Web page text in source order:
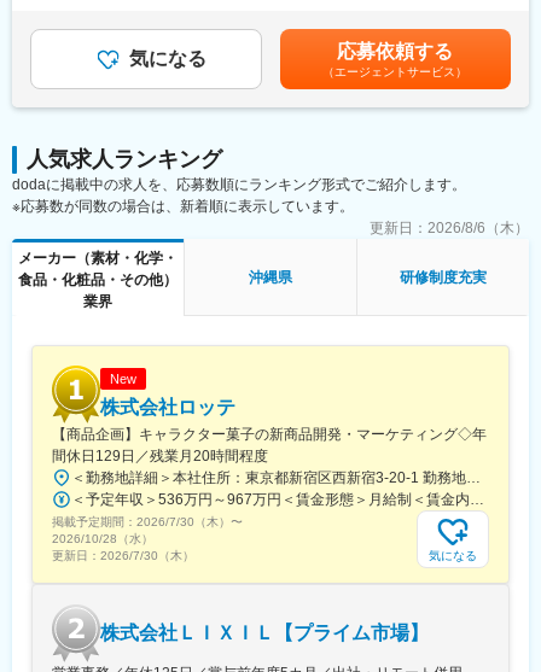
駅、くいな橋駅、九条駅(京都府)、山科駅、四条駅(京都市営)、曽
根田駅、中浜駅、祇園駅(福岡県)、天神南駅、呉服町駅(福岡県)、
鹿児島駅前駅、さくら夙川駅、芦屋川駅、久寿川駅、宝塚南口
駅、山陽姫路駅、西代駅、山陽明石駅、ハーバーランド駅、三宮
駅(神戸新交通)、ハーブ園山麓駅、江吉良駅、新羽島駅、名鉄岐阜
駅(千光寺山)、熊本駅前駅、新水前寺駅前駅、上熊本駅、新宿三丁
目駅、新宿駅(東京メトロ)、都電雑司ケ谷駅、東京駅、高輪ゲート
ウェイ駅、馬喰横山駅、京成関屋駅、築地市場駅、神田駅(東京
都)、立川南駅、新代田駅、稲荷町駅(東京都)、向原駅(東京都)、蓮
沼駅、銀座駅、水道橋駅、芝公園駅、北参道駅、高島町駅、武蔵
溝ノ口駅、馬車道駅、海老江駅、長堀橋駅、なんば駅(南海線)、Ｊ
Ｒ難波駅、大阪城北詰駅、動物園前駅、大阪駅、谷町四丁目駅、
四ツ橋駅、北天下茶屋駅、北浜駅(大阪府)、名鉄名古屋駅、駅前
倉駅、西黒崎駅、東寺駅、四宮駅、五条駅(京都市営)、京都河原町
駅、櫛田神社前駅、天神駅、水族館口駅、北１２条駅、大通駅、
芦屋駅(阪神線)、鳴尾・武庫川女子大前駅、駒ケ林駅、高速神戸
駅、神戸三宮駅(阪神)、風の丘中間駅、犬山遊園駅、新千葉駅、今
橋駅、片原町駅(香川県)、資生館小学校前駅、二本木口駅、味噌天
神前駅、県立体育館前駅
盛駅、須賀川駅、福島駅(福島県)、東山公園駅(鳥取県)、米子駅、
米子空港駅(鉄道)、安来駅、倉吉駅、常永駅、甲府駅、竜王駅、塩
崎駅、山梨市駅、韮崎駅、酒折駅、東比恵駅、博多駅、西鉄福岡
駅、旭川四条駅、深川駅、三郷駅(埼玉県)、東新潟駅、新潟駅、亀
田駅、新津駅、豊栄駅、内野駅、西宮駅、西宮北口駅、芦屋駅(東
海道本線)、甲子園駅、仁川駅、宝塚駅、姫路駅、新長田駅、明石
駅、尼崎駅(東海道本線)、神戸駅(兵庫県)、三ノ宮駅、新神戸駅、
羽島市役所前駅、岐阜羽島駅、岐阜駅、大垣駅、穂積駅、西岐阜
駅、新鵜沼駅、千葉駅、柏駅、松戸駅、市川駅、海浜幕張駅、栗
林公園駅、高松駅(香川県)、瓦町駅、高松築港駅、坂出駅、丸亀
駅、偕楽園駅、研究学園駅、牛久駅、水戸駅、取手駅、守谷駅、
つくば駅、土浦駅、工機前駅、日立駅、白山駅(新潟県)、すすきの
駅(路面電車)、新越谷駅、北与野駅、上熊谷駅、川越市駅、南新宿
駅、新宿西口駅、神泉駅、東池袋駅、麹町駅、二重橋前駅、秋津
駅、北品川駅、東日本橋駅、金町駅(東京都)、牛田駅(東京都)、府
中本町駅、新橋駅、岩本町駅、西早稲田駅、立川北駅、池ノ上
駅、京成上野駅、大塚駅(東京都)、吉祥寺駅、京急蒲田駅、代々木
八幡駅、大崎広小路駅、有楽町駅、大門駅(東京都)、千川駅、代田
橋駅、新高島駅、川崎駅、新丸子駅、登戸駅、日本大通り駅、高
津駅(神奈川県)、京急鶴見駅、緑町駅、海老名駅(相鉄・小田急)、
西中島南方駅、大阪梅田駅(阪急線)、大阪阿部野橋駅、野田阪神
駅、大江橋駅、谷町九丁目駅、宮之阪駅、なにわ橋駅、渡辺橋
駅、伏屋駅、本山駅(愛知県)、名古屋駅、西高蔵駅、丸の内駅(愛
知県)、新豊橋駅、上前津駅、名鉄一宮駅、小田井駅、森下駅(愛知
◇業務内容
・自社製品の紹介や栄養に関する最新の学術情報の提供（診断ツ
ール+製品+根拠となる学術情報）
・顧客のニーズをヒアリングし、症例に応じた提案を実施
・データに基づき開発された活動プログラムと、高品質な製品、
提案アプリ等を活用しながら、効率的に営業活動を行います。
◇営業スタイル（例）
9:00～ 顧客先へ直行し、顧客を順次訪問（2~3施設）
11:00～顧客からの問い合わせ対応や特約店との情報交換
12:00～昼食
13:00～顧客訪問 Web面談の実施（3~4施設）
17:00～メールチェック／資料準備／説明会資料の準備
ご自宅からの直行直帰型となるため、行動予定は各自の裁量でコ
ントロール可能です。メンバーとは日々の電話・チャットでのコ
ミュニケーションに加え、月に1度の支店会議などで顔合わせる機
会があります。
■担当製品
「アイソカル」など医療・介護など特別な栄養管理が必要な方向
けの栄養補助食品や流動食となります。当社の製品は他社にない
機能を持ったものが多く、それ故に単価で勝負するのではなく付
加価値で他社との区別化を図り、ニーズに応じた適切な提案活動
が鍵となります。
■研修体制
約2か月間かけて導入時研修を行います。健康・栄養に関連する知
識や製品知識のインプットやロールプレイ、プレゼンテーション
評価を実施。賞与は固定部分と変動部分（インセンティブ）で構
成されています。■上記に加えて借上社宅制度あり賃金はあくまで
も目安の金額であり、選考を通じて上下する可能性があります。
月給(月額)は固定手当を含めた表記です。
気になる 応募依頼する
（エージェントサービス）
人気求人ランキング
dodaに掲載中の求人を、応募数順にランキング形式でご紹介します。
※応募数が同数の場合は、新着順に表示しています。
更新日： 2026/8/6（木）
メーカー（素材・化学・
食品・化粧品・その他）
業界
沖縄県 研修制度充実
New
株式会社ロッテ
【商品企画】キャラクター菓子の新商品開発・マーケティング◇年
間休日129日／残業月20時間程度
＜勤務地詳細＞本社住所：東京都新宿区西新宿3-20-1 勤務地最寄駅：京王新線／初台駅受動喫煙対策：敷地内全面禁煙変更の範囲：会社の定める事業所（リモートワーク含む）
＜予定年収＞536万円～967万円＜賃金形態＞月給制＜賃金内訳＞月額（基本給）：290,000円～540,000円＜月給＞290,000円～540,000円＜昇給有無＞有＜残業手当＞有＜給与補足＞【賞与】年2回（7月･12月）、年平均：5.9ヶ月（2026年）※初回賞与は入社時期により一定額支給賃金はあくまでも目安の金額であり、選考を通じて上下する可能性があります。月給(月額)は固定手当を含めた表記です。
掲載予定期間： 2026/7/30（木） 〜
2026/10/28（水）
更新日： 2026/7/30（木） 気になる
株式会社ＬＩＸＩＬ【プライム市場】